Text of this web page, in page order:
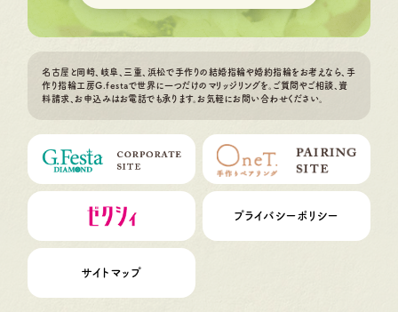
名古屋と岡崎、岐阜、三重、浜松で手作りの結婚指輪や婚約指輪をお考えなら、手
作り指輪工房G.festaで世界に一つだけのマリッジリングを。ご質問やご相談、資
料請求、お申込みはお電話でも承ります。お気軽にお問い合わせください。
プライバシーポリシー
サイトマップ